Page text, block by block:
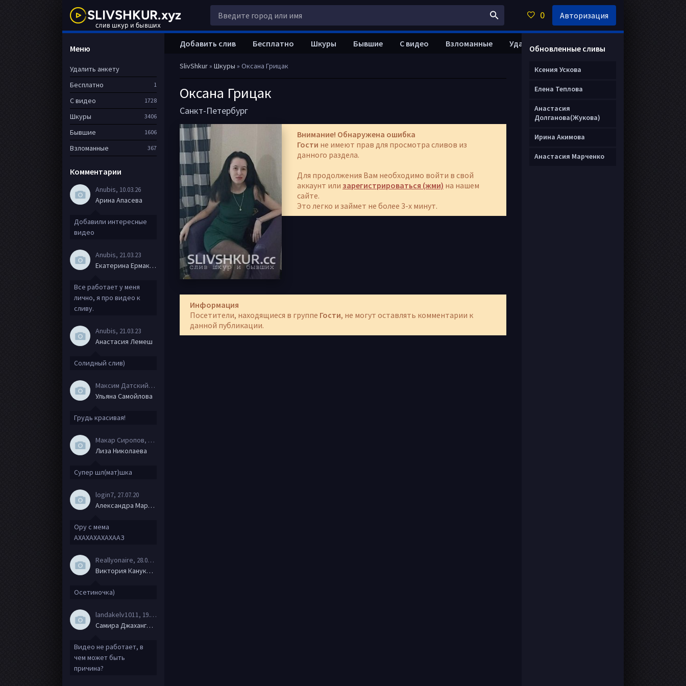
SlivShkur» Шкуры » Оксана Грицак
Оксана Грицак
Санкт-Петербург
Внимание! Обнаружена ошибка
Гости не имеют прав для просмотра сливов из
данного раздела.
Для продолжения Вам необходимо войти в свой
аккаунт или зарегистрироваться (жми) на нашем
сайте.
Это легко и займет не более 3-х минут.
Информация
Посетители, находящиеся в группе Гости, не могут оставлять комментарии к
данной публикации.
Добавить слив Бесплатно Шкуры Бывшие С видео Взломанные Удалить анкету
Меню
Удалить анкету
Бесплатно
1
С видео 1728
Шкуры 3406
Бывшие 1606
Взломанные 367
Комментарии
Anubis, 10.03.26
Арина Апасева
Добавили интересные
видео
Anubis, 21.03.23
Екатерина Ермакова
Все работает у меня
лично, я про видео к
сливу.
Anubis, 21.03.23
Анастасия Лемеш
Солидный слив)
Максим Датский
, 15.08.20
Ульяна Самойлова
Грудь красивая!
Макар Сиропов, 08.08.20
Лиза Николаева
Супер шл(мат)шка
login7, 27.07.20
Александра Маркова
Ору с мема
АХАХАХАХАХААЗ
Reallyonaire, 28.06.20
Виктория Канукова
Осетиночка)
landakelv1011 , 19.06.20
Самира Джахангирова
Видео не работает, в
чем может быть
причина?
Обновленные сливы
Ксения Ускова
Елена Теплова
Анастасия
Долганова(Жукова)
Ирина Акимова
Анастасия Марченко
0 Авторизация